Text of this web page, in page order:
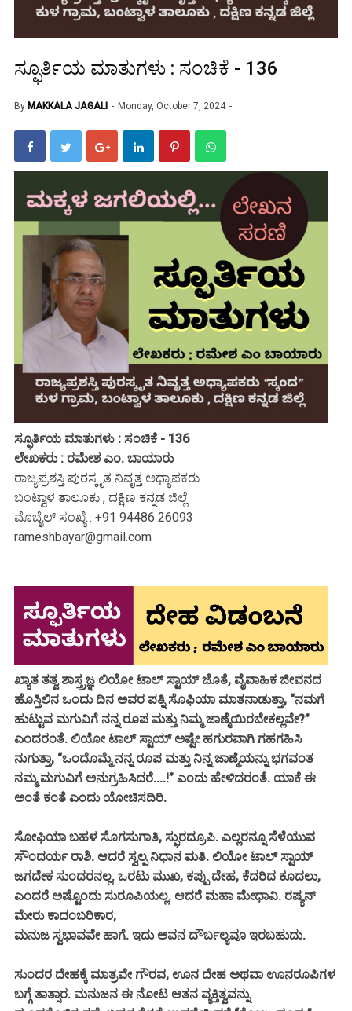
ಸ್ಫೂರ್ತಿಯ ಮಾತುಗಳು : ಸಂಚಿಕೆ - 136
By MAKKALA JAGALI Monday, October 7, 2024
ಸ್ಫೂರ್ತಿಯ ಮಾತುಗಳು : ಸಂಚಿಕೆ - 136
ಲೇಖಕರು : ರಮೇಶ ಎಂ. ಬಾಯಾರು
ರಾಜ್ಯಪ್ರಶಸ್ತಿ ಪುರಸ್ಕೃತ ನಿವೃತ್ತ ಅಧ್ಯಾಪಕರು
ಬಂಟ್ವಾಳ ತಾಲೂಕು , ದಕ್ಷಿಣ ಕನ್ನಡ ಜಿಲ್ಲೆ
ಮೊಬೈಲ್ ಸಂಖ್ಯೆ : +91 94486 26093
rameshbayar@gmail.com
ಖ್ಯಾತ ತತ್ವ ಶಾಸ್ತ್ರಜ್ಞ ಲಿಯೋ ಟಾಲ್ ಸ್ಟಾಯ್ ಜೊತೆ, ವೈವಾಹಿಕ ಜೀವನದ
ಹೊಸ್ತಿಲಿನ ಒಂದು ದಿನ ಅವರ ಪತ್ನಿ ಸೊಫಿಯಾ ಮಾತನಾಡುತ್ತಾ, “ನಮಗೆ
ಹುಟ್ಟುವ ಮಗುವಿಗೆ ನನ್ನ ರೂಪ ಮತ್ತು ನಿಮ್ಮ ಜಾಣ್ಮೆಯಿರಬೇಕಲ್ಲವೇ?”
ಎಂದರಂತೆ. ಲಿಯೋ ಟಾಲ್ ಸ್ಟಾಯ್ ಅಷ್ಟೇ ಹಗುರವಾಗಿ ಗಹಗಹಿಸಿ
ನುಗುತ್ತಾ, “ಒಂದೊಮ್ಮೆ ನನ್ನ ರೂಪ ಮತ್ತು ನಿನ್ನ ಜಾಣ್ಮೆಯನ್ನು ಭಗವಂತ
ನಮ್ಮ ಮಗುವಿಗೆ ಅನುಗ್ರಹಿಸಿದರೆ....!” ಎಂದು ಹೇಳಿದರಂತೆ. ಯಾಕೆ ಈ
ಅಂತೆ ಕಂತೆ ಎಂದು ಯೋಚಿಸದಿರಿ.
ಸೋಫಿಯಾ ಬಹಳ ಸೊಗಸುಗಾತಿ, ಸ್ಫುರದ್ರೂಪಿ. ಎಲ್ಲರನ್ನೂ ಸೆಳೆಯುವ
ಸೌಂದರ್ಯ ರಾಶಿ. ಆದರೆ ಸ್ವಲ್ಪ ನಿಧಾನ ಮತಿ. ಲಿಯೋ ಟಾಲ್ ಸ್ಟಾಯ್
ಜಗದೇಕ ಸುಂದರನಲ್ಲ. ಒರಟು ಮುಖ, ಕಪ್ಪು ದೇಹ, ಕೆದರಿದ ಕೂದಲು,
ಎಂದರೆ ಅಷ್ಟೊಂದು ಸುರೂಪಿಯಲ್ಲ. ಆದರೆ ಮಹಾ ಮೇಧಾವಿ. ರಷ್ಯನ್
ಮೇರು ಕಾದಂಬರಿಕಾರ,
ಮನುಜ ಸ್ವಭಾವವೇ ಹಾಗೆ. ಇದು ಅವನ ದೌರ್ಬಲ್ಯವೂ ಇರಬಹುದು.
ಸುಂದರ ದೇಹಕ್ಕೆ ಮಾತ್ರವೇ ಗೌರವ, ಊನ ದೇಹ ಅಥವಾ ಊನರೂಪಿಗಳ
ಬಗ್ಗೆ ತಾತ್ಸಾರ. ಮನುಜನ ಈ ನೋಟ ಆತನ ವ್ಯಕ್ತಿತ್ವವನ್ನು